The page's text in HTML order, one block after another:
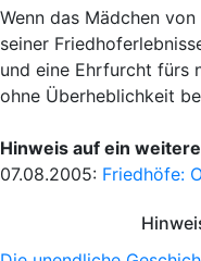
Wenn das Mädchen
seiner
und eine Ehrfurcht fürs
ohne Überheblichkeit
Hinweis auf ein
07.08.2005: Friedhöfe: